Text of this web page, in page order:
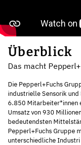
Überblick
Das macht
Die Pepperl+Fuchs
industrielle Sensorik
6.850 Mitarbeiter*innen
Umsatz von 930
bedeutendsten
Pepperl+Fuchs Gruppe
unterschiedliche Industri